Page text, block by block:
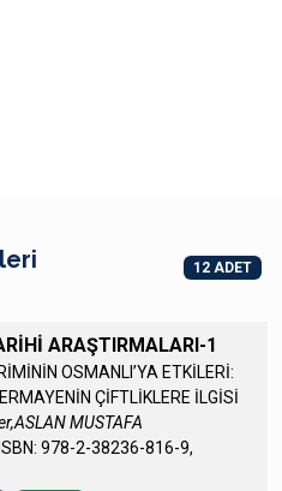
12 ADET
ARAŞTIRMALARI-1
OSMANLI’YA ETKİLERİ:
ÇİFTLİKLERE İLGİSİ
MUSTAFA
978-2-38236-816-9,